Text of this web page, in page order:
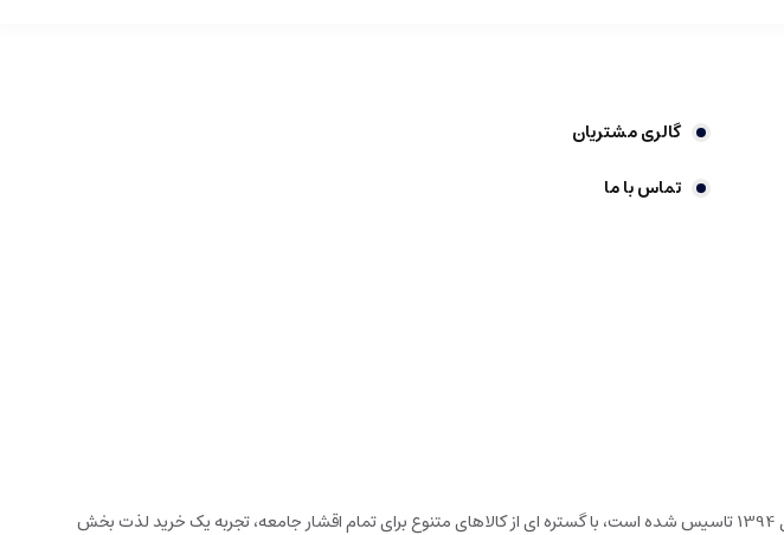
گالری مشتریان
تماس با ما
گالری شیرین خونه، فروشگاه اینترنتی در حوزه لوارم لوکس خانه و آشپزخانه می باشد. این فروشگاه اینترنتی که در سال 1394 تاسیس شده است، با گستره ای از کالاهای متنوع برای تمام اقشار جامعه، تجربه یک خرید لذت بخش